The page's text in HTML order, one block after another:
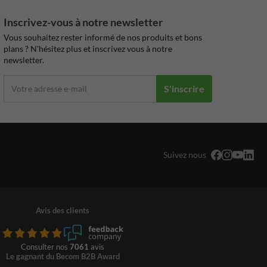
Inscrivez-vous à notre newsletter
Vous souhaitez rester informé de nos produits et bons
plans ? N'hésitez plus et inscrivez vous à notre
newsletter.
S'inscrire
Suivez nous
Avis des clients
Consulter nos 7061 avis
Le gagnant du Becom B2B Award